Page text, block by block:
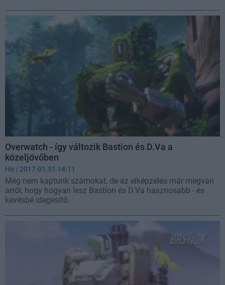
Overwatch - így változik Bastion és D.Va a
közeljövőben
Hír | 2017.01.31 14:11
Még nem kaptunk számokat, de az elképzelés már megvan
arról, hogy hogyan lesz Bastion és D.Va hasznosabb - és
kevésbé idegesítő.